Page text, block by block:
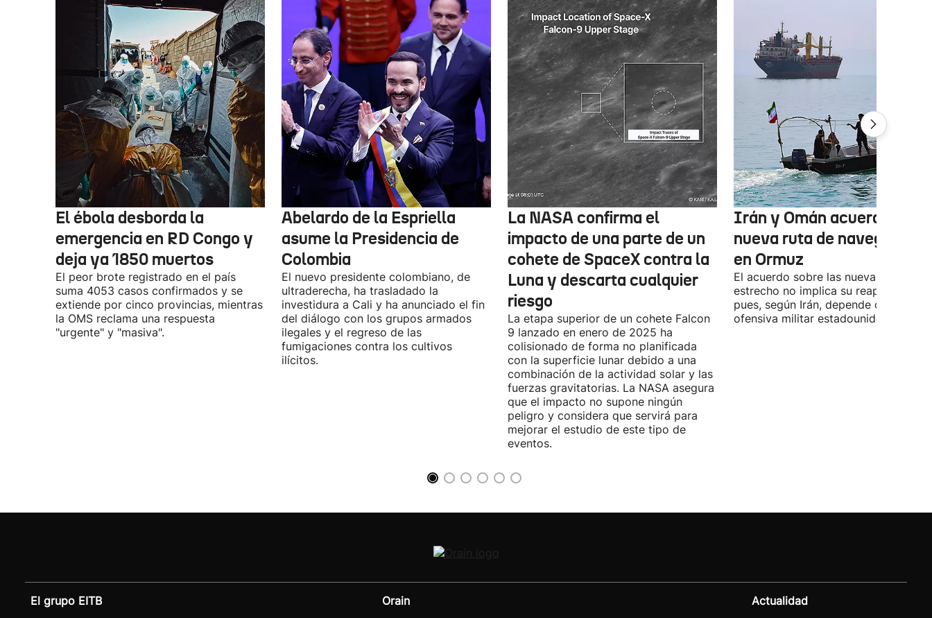
El ébola desborda la
emergencia en RD Congo y
deja ya 1850 muertos
El peor brote registrado en el país
suma 4053 casos confirmados y se
extiende por cinco provincias, mientras
la OMS reclama una respuesta
"urgente" y "masiva".
Abelardo de la Espriella
asume la Presidencia de
Colombia
El nuevo presidente colombiano, de
ultraderecha, ha trasladado la
investidura a Cali y ha anunciado el fin
del diálogo con los grupos armados
ilegales y el regreso de las
fumigaciones contra los cultivos
ilícitos.
La NASA confirma el
impacto de una parte de un
cohete de SpaceX contra la
Luna y descarta cualquier
riesgo
La etapa superior de un cohete Falcon
9 lanzado en enero de 2025 ha
colisionado de forma no planificada
con la superficie lunar debido a una
combinación de la actividad solar y las
fuerzas gravitatorias. La NASA asegura
que el impacto no supone ningún
peligro y considera que servirá para
mejorar el estudio de este tipo de
eventos.
Irán y Omán acuerdan una
nueva ruta de navegación
en Ormuz
El acuerdo sobre las nueva ruta por
estrecho no implica su reapertura,
pues, según Irán, depende de la
ofensiva militar estadounidense-
El grupo EITB Orain Actualidad